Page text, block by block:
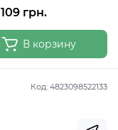
109 грн.
В корзину
Код: 4823098522133